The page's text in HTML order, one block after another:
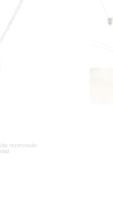
rezervován.